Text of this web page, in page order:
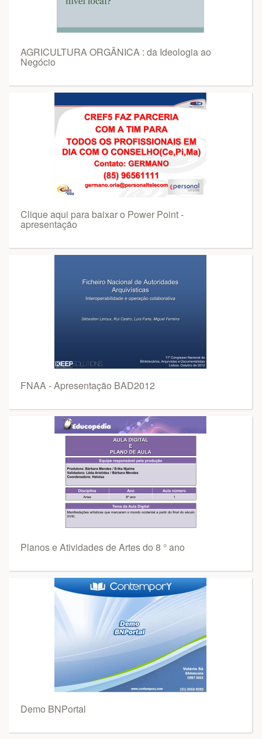
AGRICULTURA ORGÂNICA : da Ideologia ao
Negócio
Clique aqui para baixar o Power Point -
apresentação
FNAA - Apresentação BAD2012
Planos e Atividades de Artes do 8 ° ano
Demo BNPortal